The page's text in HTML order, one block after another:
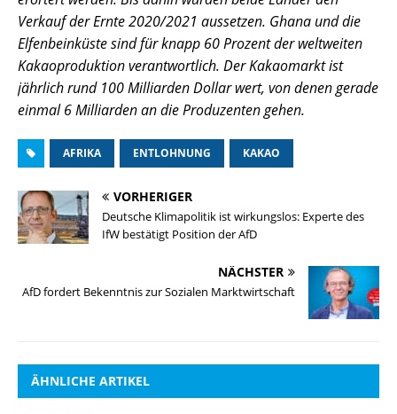
Verkauf der Ernte 2020/2021 aussetzen. Ghana und die
Elfenbeinküste sind für knapp 60 Prozent der weltweiten
Kakaoproduktion verantwortlich. Der Kakaomarkt ist
jährlich rund 100 Milliarden Dollar wert, von denen gerade
einmal 6 Milliarden an die Produzenten gehen.
AFRIKA ENTLOHNUNG KAKAO
VORHERIGER
Deutsche Klimapolitik ist wirkungslos: Experte des
IfW bestätigt Position der AfD
NÄCHSTER
AfD fordert Bekenntnis zur Sozialen Marktwirtschaft
ÄHNLICHE ARTIKEL